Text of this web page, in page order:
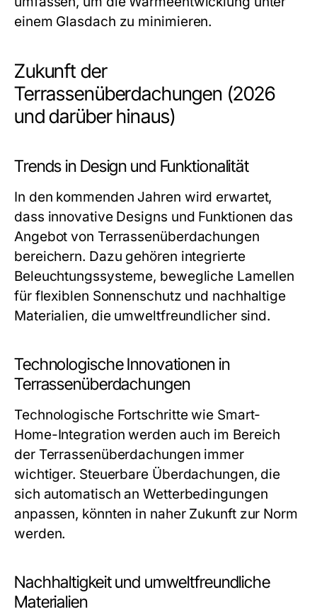
einem Glasdach zu minimieren.
Zukunft der
Terrassenüberdachungen (2026
und darüber hinaus)
Trends in Design und Funktionalität
In den kommenden Jahren wird erwartet,
dass innovative Designs und Funktionen das
Angebot von Terrassenüberdachungen
bereichern. Dazu gehören integrierte
Beleuchtungssysteme, bewegliche Lamellen
für flexiblen Sonnenschutz und nachhaltige
Materialien, die umweltfreundlicher sind.
Technologische Innovationen in
Terrassenüberdachungen
Technologische Fortschritte wie Smart-
Home-Integration werden auch im Bereich
der Terrassenüberdachungen immer
wichtiger. Steuerbare Überdachungen, die
sich automatisch an Wetterbedingungen
anpassen, könnten in naher Zukunft zur Norm
werden.
Nachhaltigkeit und umweltfreundliche
Materialien